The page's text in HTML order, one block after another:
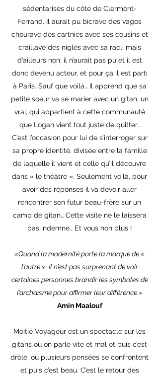
sédentarisés du côté de Clermont-
Ferrand. Il aurait pu bicrave des vagos
chourave des cartnies avec ses cousins et
craillave des niglés avec sa racli mais
d’ailleurs non, il n’aurait pas pu et il est
donc devenu acteur, et pour ça il est parti
à Paris. Sauf que voilà… Il apprend que sa
petite soeur va se marier avec un gitan, un
vrai, qui appartient à cette communauté
que Logan vient tout juste de quitter…
C’est l’occasion pour lui de s’interroger sur
sa propre identité, divisée entre la famille
de laquelle il vient et celle qu’il découvre
dans « le théâtre ». Seulement voilà, pour
avoir des réponses il va devoir aller
rencontrer son futur beau-frère sur un
camp de gitan… Cette visite ne le laissera
pas indemne… Et vous non plus !
«Quand la modernité porte la marque de «
l’autre », il n’est pas surprenant de voir
certaines personnes brandir les symboles de
l’archaïsme pour affirmer leur différence »
Amin Maalouf
Moitié Voyageur est un spectacle sur les
gitans où on parle vite et mal et puis c’est
drôle, où plusieurs pensées se confrontent
et puis c’est beau. C’est le retour des